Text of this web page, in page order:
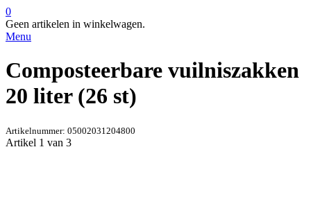
0
Geen artikelen in winkelwagen.
Menu
Composteerbare vuilniszakken
20 liter (26 st)
Artikelnummer: 05002031204800
Artikel 1 van 3